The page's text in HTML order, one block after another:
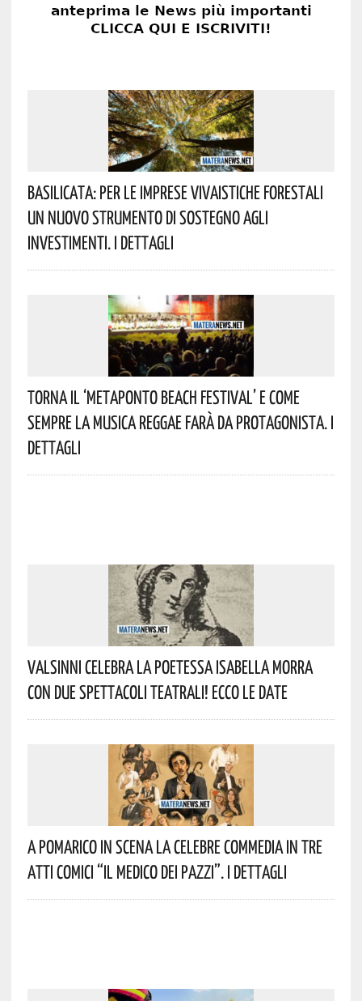
Basilicata: Per Le Imprese Vivaistiche Forestali
Un Nuovo Strumento Di Sostegno Agli
Investimenti. I Dettagli
Torna Il ‘Metaponto Beach Festival’ E Come
Sempre La Musica Reggae Farà Da Protagonista. I
Dettagli
Valsinni Celebra La Poetessa Isabella Morra
Con Due Spettacoli Teatrali! Ecco Le Date
A Pomarico In Scena La Celebre Commedia In Tre
Atti Comici “Il Medico Dei Pazzi”. I Dettagli